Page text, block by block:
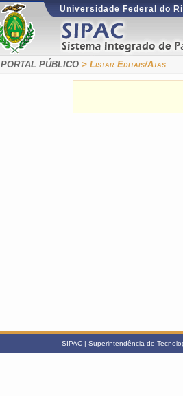
Universidade Federal do
PORTAL PÚBLICO > Listar Editais/Atas
SIPAC | Superintendência de